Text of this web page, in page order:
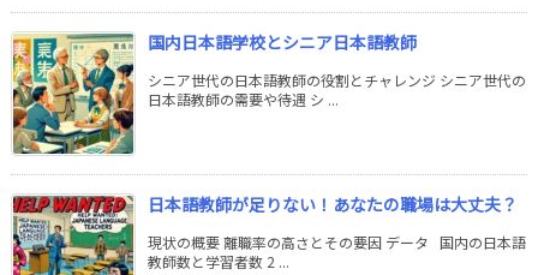
国内日本語学校とシニア日本語教師
シニア世代の日本語教師の役割とチャレンジ シニア世代の
日本語教師の需要や待遇 シ ...
日本語教師が足りない！あなたの職場は大丈夫？
現状の概要 離職率の高さとその要因 データ 国内の日本語
教師数と学習者数 2 ...